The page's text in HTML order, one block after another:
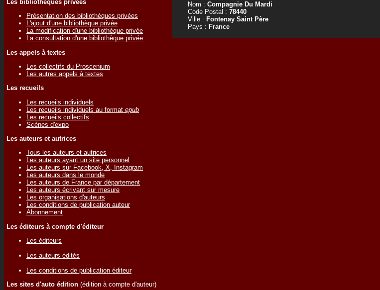
Les bibliothèques privées
Présentation des bibliothèques privées
L'ajout d'une bibliothèque privée
La modification d'une bibliothèque privée
La consultation d'une bibliothèque privée
Les appels à textes
Les collectifs du Proscenium
Les autres appels à textes
Les recueils
Les recueils individuels
Les recueils individuels au format epub
Les recueils collectifs
Scènes d'expo
Les auteurs et autrices
Tous les auteurs et autrices
Les auteurs ayant un site personnel
Les auteurs sur Facebook, X, Instagram
Les auteurs dans le monde
Les auteurs de France par département
Les auteurs écrivant sur mesure
Les organisations d'auteurs
Les conditions de publication auteur
Abonnement
Les éditeurs à compte d'éditeur
Les éditeurs
Les auteurs édités
Les conditions de publication éditeur
Les sites d'auto édition (édition à compte d'auteur)
Nom : Compagnie Du Mardi
Code Postal : 78440
Ville : Fontenay Saint Père
Pays : France